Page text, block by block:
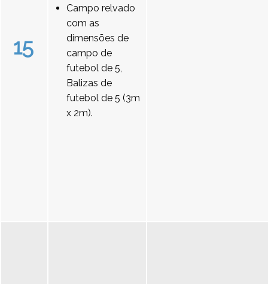
15
Campo relvado
com as
dimensões de
campo de
futebol de 5,
Balizas de
futebol de 5 (3m
x 2m).